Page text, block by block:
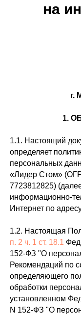
на
г.
1.
1.1. Настоящий
определяет
персональных
«Лидер Стом»
7723812825)
информационно-
Интернет по
1.2. Настоящая
п. 2 ч. 1 ст. 18.1
152-ФЗ "О
Рекомендаций по
определяющего
обработки
установленном
N 152-ФЗ "О